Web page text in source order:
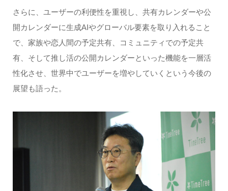
さらに、ユーザーの利便性を重視し、共有カレンダーや公
開カレンダーに生成AIやグローバル要素を取り入れること
で、家族や恋人間の予定共有、コミュニティでの予定共
有、そして推し活の公開カレンダーといった機能を一層活
性化させ、世界中でユーザーを増やしていくという今後の
展望も語った。